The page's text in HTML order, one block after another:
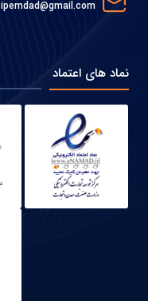
ipemdad@gmail.com
نماد های اعتماد